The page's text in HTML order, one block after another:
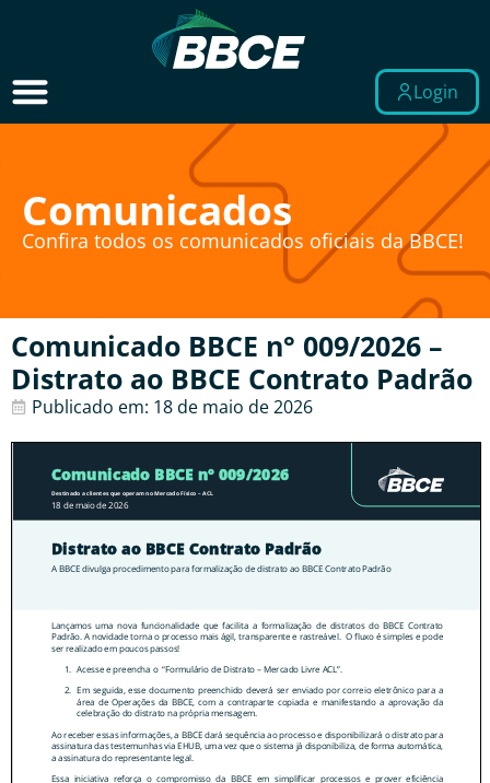
Login
Comunicados
Confira todos os comunicados oficiais da BBCE!
Comunicado BBCE n° 009/2026 –
Distrato ao BBCE Contrato Padrão
Publicado em: 18 de maio de 2026